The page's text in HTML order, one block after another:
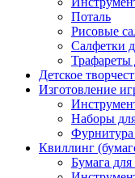
Поталь
Рисовые
Салфетки
Трафареты
Детское
Изготовление
Наборы
Фурнитура
Квиллинг
Бумага